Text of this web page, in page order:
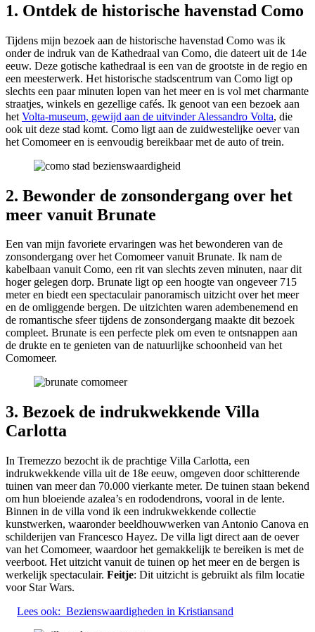
1. Ontdek de historische havenstad Como
Tijdens mijn bezoek aan de historische havenstad Como was ik
onder de indruk van de Kathedraal van Como, die dateert uit de 14e
eeuw. Deze gotische kathedraal is een van de grootste in de regio en
een meesterwerk. Het historische stadscentrum van Como ligt op
slechts een paar minuten lopen van het meer en is vol met charmante
straatjes, winkels en gezellige cafés. Ik genoot van een bezoek aan
het Volta-museum, gewijd aan de uitvinder Alessandro Volta, die
ook uit deze stad komt. Como ligt aan de zuidwestelijke oever van
het Comomeer en is eenvoudig bereikbaar met de auto of trein.
2. Bewonder de zonsondergang over het
meer vanuit Brunate
Een van mijn favoriete ervaringen was het bewonderen van de
zonsondergang over het Comomeer vanuit Brunate. Ik nam de
kabelbaan vanuit Como, een rit van slechts zeven minuten, naar dit
hoger gelegen dorp. Brunate ligt op een hoogte van ongeveer 715
meter en biedt een spectaculair panoramisch uitzicht over het meer
en de omliggende bergen. De uitzichten waren adembenemend en
de romantische sfeer tijdens de zonsondergang maakte dit bezoek
compleet. Brunate is een perfecte plek om even te ontsnappen aan
de drukte en te genieten van de natuurlijke schoonheid van het
Comomeer.
3. Bezoek de indrukwekkende Villa
Carlotta
In Tremezzo bezocht ik de prachtige Villa Carlotta, een
indrukwekkende villa uit de 18e eeuw, omgeven door schitterende
tuinen van meer dan 70.000 vierkante meter. De tuinen staan bekend
om hun bloeiende azalea’s en rododendrons, vooral in de lente.
Binnen in de villa vond ik een indrukwekkende collectie
kunstwerken, waaronder beeldhouwwerken van Antonio Canova en
schilderijen van Francesco Hayez. De villa ligt direct aan de oever
van het Comomeer, waardoor het gemakkelijk te bereiken is met de
veerboot. Het uitzicht vanuit de tuinen op het meer en de bergen is
werkelijk spectaculair. Feitje: Dit uitzicht is gebruikt als film locatie
voor Star Wars.
Lees ook: Bezienswaardigheden in Kristiansand